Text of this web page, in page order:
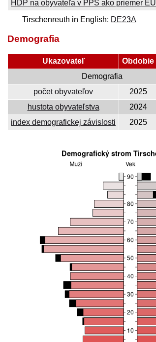
HDP na obyvateľa v PPS ako priemer EÚ
Tirschenreuth in English: DE23A
Demografia
Ukazovateľ Obdobie
Demografia
počet obyvateľov
2025
hustota obyvateľstva
2024
index demografickej závislosti
2025